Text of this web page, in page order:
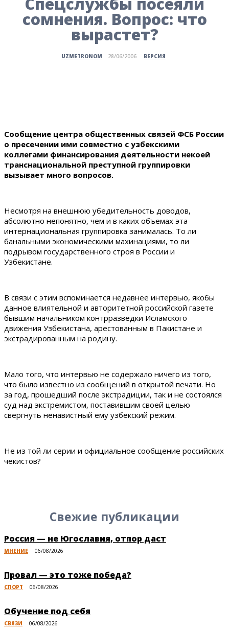
сомнения. Вопрос: что
вырастет?
UZMETRONOM 28/06/2006 ВЕРСИЯ
Сообщение центра общественных связей ФСБ России
о пресечении ими совместно с узбекскими
коллегами финансирования деятельности некоей
транснациональной преступной группировки
вызывает много вопросов.
Несмотря на внешнюю убедительность доводов,
абсолютно непонятно, чем и в каких объемах эта
интернациональная группировка занималась. То ли
банальными экономическими махинациями, то ли
подрывом государственного строя в России и
Узбекистане.
В связи с этим вспоминается недавнее интервью, якобы
данное влиятельной и авторитетной российской газете
бывшим начальником контрразведки Исламского
движения Узбекистана, арестованным в Пакистане и
экстрадированным на родину.
Мало того, что интервью не содержало ничего из того,
что было известно из сообщений в открытой печати. Но
за год, прошедший после экстрадиции, так и не состоялся
суд над экстремистом, поставившим своей целью
свергнуть ненавистный ему узбекский режим.
Не из той ли серии и официальное сообщение российских
чекистов?
Свежие публикации
Россия — не Югославия, отпор даст
МНЕНИЕ 06/08/2026
Провал — это тоже победа?
СПОРТ 06/08/2026
Обучение под себя
СВЯЗИ 06/08/2026